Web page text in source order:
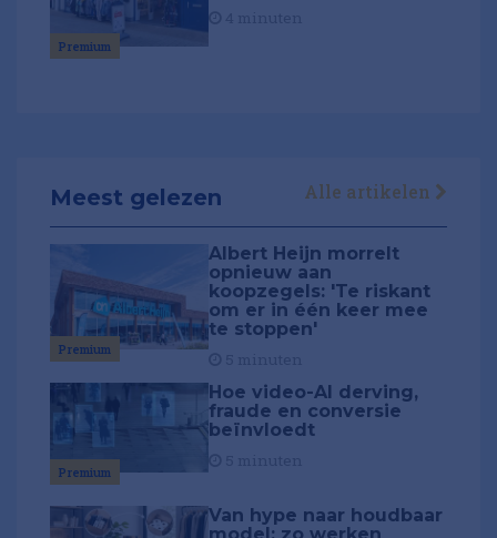
Premium
Meest gelezen Alle artikelen
Premium
Albert Heijn morrelt
opnieuw aan
koopzegels: 'Te riskant
om er in één keer mee
te stoppen'
Premium
Hoe video-AI derving,
fraude en conversie
beïnvloedt
Van hype naar houdbaar